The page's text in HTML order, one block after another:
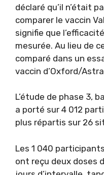
déclaré qu’il n’était
comparer le vaccin
signifie que
mesurée. Au lieu de
comparé dans un
vaccin d’Oxford/
L’étude de phase 3,
a porté sur 4 012
plus répartis sur 26
Les 1 040
ont reçu deux doses